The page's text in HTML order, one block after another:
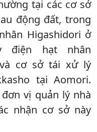
tại các cơ sở
động đất, trong
Higashidori ở
điện hạt nhân
cơ sở tái xử lý
tại Aomori.
vị quản lý nhà
nhận cơ sở này